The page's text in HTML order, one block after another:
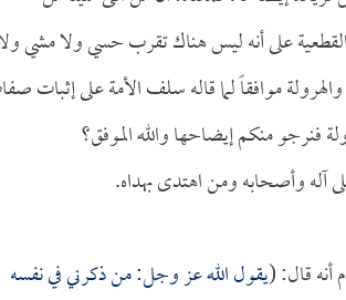
القطعية على أنه ليس هناك تقرب حسي ولا مشي
موافقاً لما قاله سلف الأمة على إثبات
فنرجو منكم إيضاحها والله الموفق؟
آله وأصحابه ومن اهتدى بهداه.
قال: (يقول الله عز وجل: من ذكرني في نفسه